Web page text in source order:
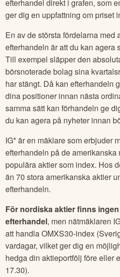
efterhandel direkt i grafen, som
ger dig en uppfattning om priset
En av de största fördelarna med
efterhandeln är att du kan agera
Till exempel släpper den
börsnoterade bolag sina
har stängt. Då kan efterhandeln
dina positioner innan nästa
samma sätt kan förhandeln ge
du kan agera på nyheter innan
IG* är en mäklare som erbjuder
efterhandeln på de amerikanska
populära aktier som index. Hos
än 70 stora amerikanska aktier
efterhandeln.
För nordiska aktier finns
efterhandel, men nätmäklaren
att handla OMXS30-index
vardagar, vilket ger dig en
hedga din aktieportfölj före eller
17.30).